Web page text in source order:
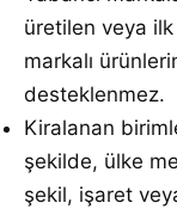
üretilen veya
markalı
desteklenmez.
Kiralanan
şekilde, ülke
şekil, işaret